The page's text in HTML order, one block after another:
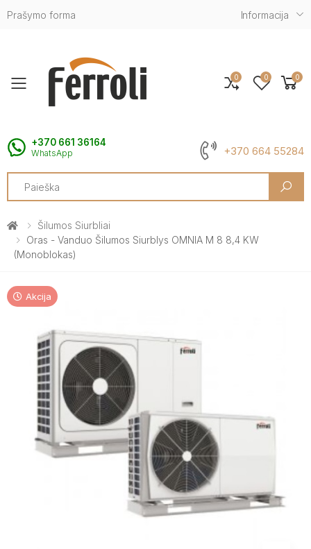
Prašymo forma Informacija
Toggle mobile menu
+370 661 36164
WhatsApp +370 664 55284
Search
0 0 0
Šilumos Siurbliai
Oras - Vanduo Šilumos Siurblys OMNIA M 8 8,4 KW
(Monoblokas)
Akcija